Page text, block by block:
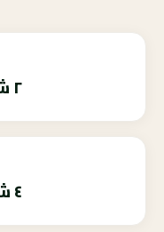
٢ شوال ١٤٩٩ هـ
٤ شوال ١٤٩٩ هـ